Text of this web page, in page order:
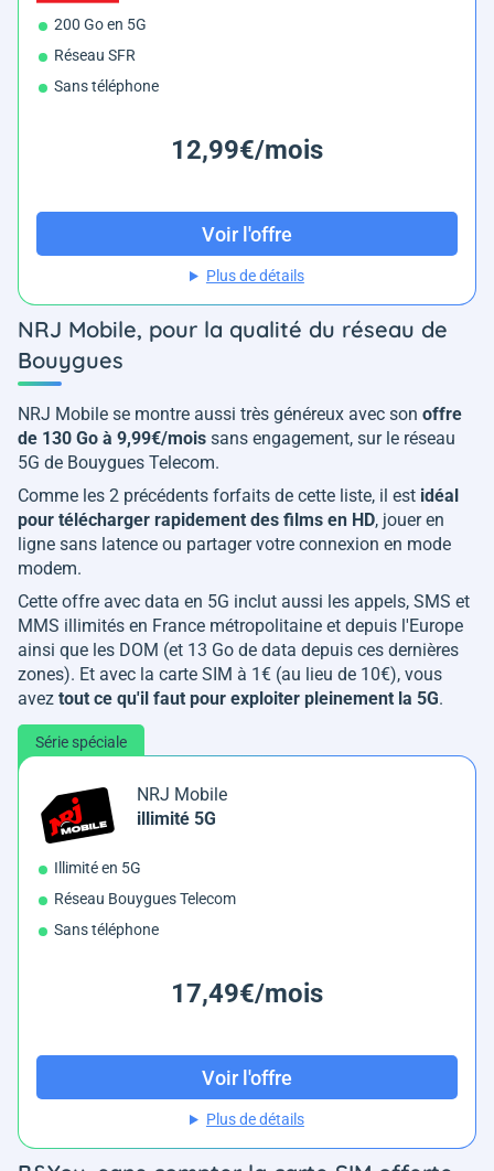
200 Go en 5G
Réseau SFR
Sans téléphone
12,99€/mois
Voir l'offre
Plus de détails
NRJ Mobile, pour la qualité du réseau de
Bouygues
NRJ Mobile se montre aussi très généreux avec son offre
de 130 Go à 9,99€/mois sans engagement, sur le réseau
5G de Bouygues Telecom.
Comme les 2 précédents forfaits de cette liste, il est idéal
pour télécharger rapidement des films en HD, jouer en
ligne sans latence ou partager votre connexion en mode
modem.
Cette offre avec data en 5G inclut aussi les appels, SMS et
MMS illimités en France métropolitaine et depuis l'Europe
ainsi que les DOM (et 13 Go de data depuis ces dernières
zones). Et avec la carte SIM à 1€ (au lieu de 10€), vous
avez tout ce qu'il faut pour exploiter pleinement la 5G.
Série spéciale
NRJ Mobile
illimité 5G
Illimité en 5G
Réseau Bouygues Telecom
Sans téléphone
17,49€/mois
Voir l'offre
Plus de détails